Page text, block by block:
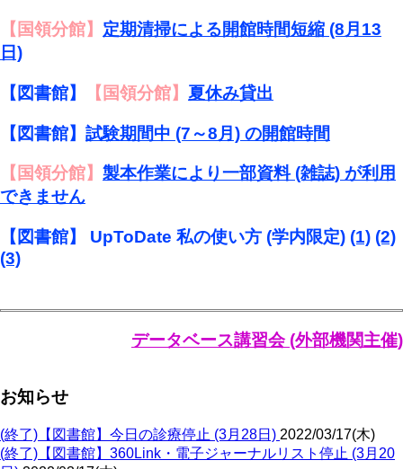
【国領分館】 定期清掃による開館時間短縮 (8月13
日)
【図書館】 【国領分館】 夏休み貸出
【図書館】 試験期間中 (7～8月) の開館時間
【国領分館】 製本作業により一部資料 (雑誌) が利用
できません
【図書館】 UpToDate 私の使い方 (学内限定) (1) (2)
(3)
データベース講習会 (外部機関主催)
お知らせ
(終了)【図書館】今日の診療停止 (3月28日) 2022/03/17(木)
(終了)【図書館】360Link・電子ジャーナルリスト停止 (3月20